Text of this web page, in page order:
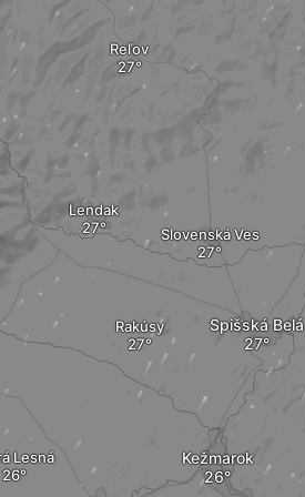
Lesná
Lendak
Rakúsy
Kežmarok
Reľov
Slovenská Ves
Spišská Belá